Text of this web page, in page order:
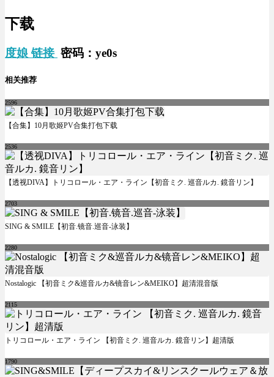
下载
度娘 链接 密码：ye0s
相关推荐
2596
【合集】10月歌姬PV合集打包下载
2536
【透视DIVA】トリコロール・エア・ライン【初音ミク. 巡音ルカ. 鏡音リン】
2703
SING & SMILE【初音.镜音.巡音-泳装】
2280
Nostalogic 【初音ミク&巡音ルカ&镜音レン&MEIKO】超清混音版
2115
トリコロール・エア・ライン 【初音ミク. 巡音ルカ. 鏡音リン】超清版
1790